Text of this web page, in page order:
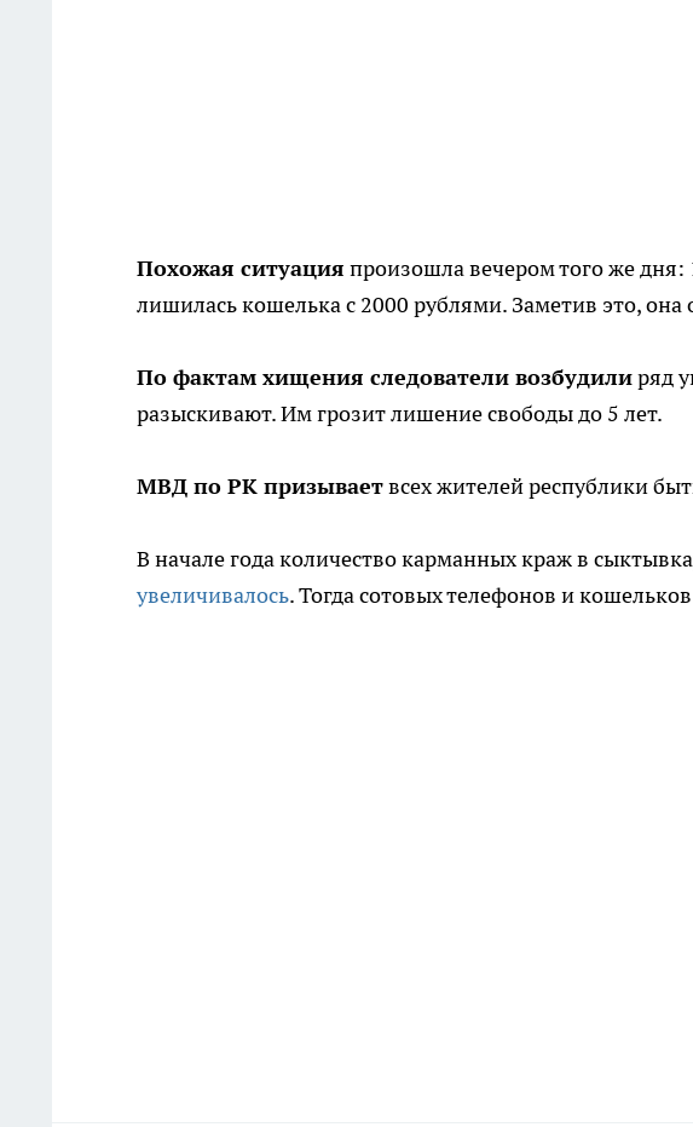
Похожая ситуация произошла вечером того же дня:
лишилась кошелька с 2000 рублями. Заметив это,
По фактам хищения следователи возбудилиряд
разыскивают. Им грозит лишение свободы до 5 лет.
МВД по РК призываетвсех жителей республики
В начале года количество карманных краж в
увеличивалось. Тогда сотовых телефонов и